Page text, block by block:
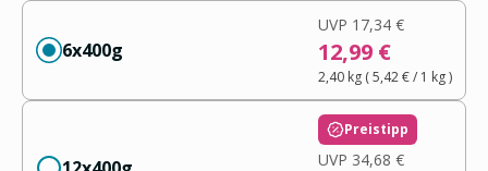
6x400g
UVP 17,34 €
12,99 €
2,40 kg(5,42 €/ 1 kg)
Preistipp
UVP 34,68 €